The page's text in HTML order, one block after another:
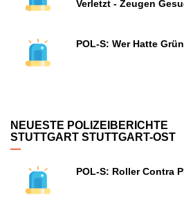
Verletzt - Zeugen
POL-S: Wer Hatte
NEUESTE POLIZEIBERICHTE
STUTTGART STUTTGART-OST
POL-S: Roller Contra